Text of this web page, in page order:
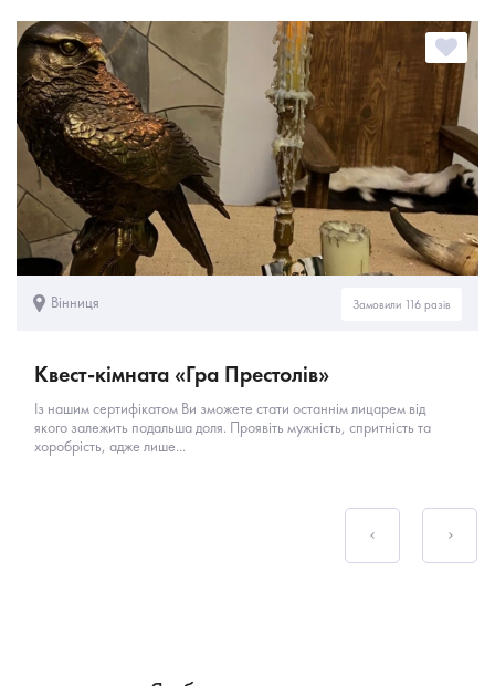
Вінниця Замовили 116 разів
Квест-кімната «Гра Престолів»
Із нашим сертифікатом Ви зможете стати останнім лицарем від
якого залежить подальша доля. Проявіть мужність, спритність та
хоробрість, адже лише...